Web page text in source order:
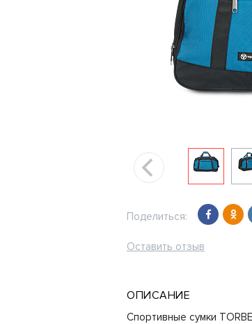
Поделиться:
Оставить отзыв
ОПИСАНИЕ
Спортивные сумки